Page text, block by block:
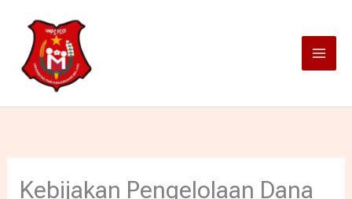
konten
Kebijakan Pengelolaan Dana